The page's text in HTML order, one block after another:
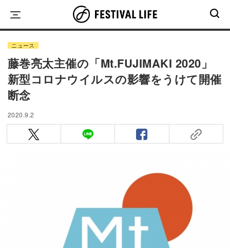
content
ニュース
藤巻亮太主催の「Mt.FUJIMAKI 2020」
新型コロナウイルスの影響をうけて開催
断念
2020.9.2